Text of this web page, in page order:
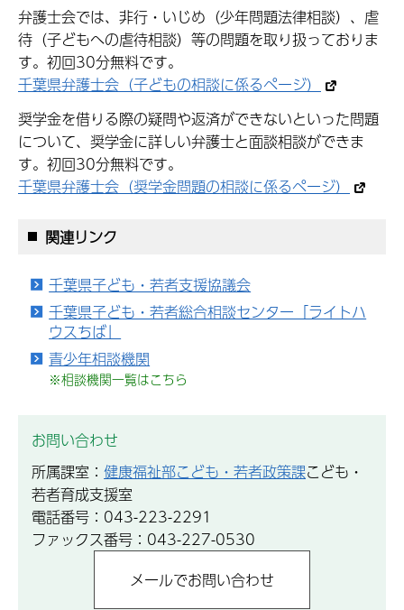
弁護士会では、非行・いじめ（少年問題法律相談）、虐
待（子どもへの虐待相談）等の問題を取り扱っておりま
す。初回30分無料です。
千葉県弁護士会（子どもの相談に係るページ）
奨学金を借りる際の疑問や返済ができないといった問題
について、奨学金に詳しい弁護士と面談相談ができま
す。初回30分無料です。
千葉県弁護士会（奨学金問題の相談に係るページ）
関連リンク
千葉県子ども・若者支援協議会
千葉県子ども・若者総合相談センター「ライトハ
ウスちば」
青少年相談機関
※相談機関一覧はこちら
お問い合わせ
所属課室： 健康福祉部こども・若者政策課こども・
若者育成支援室
電話番号：043-223-2291
ファックス番号：043-227-0530